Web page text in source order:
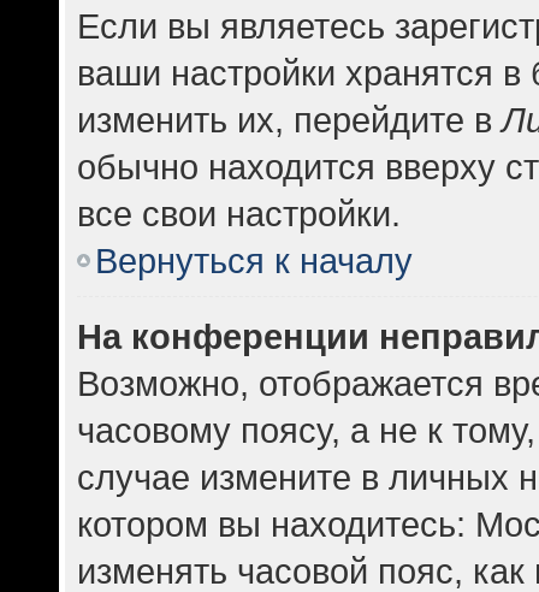
Если вы являетесь
ваши настройки хранятся
изменить их, перейдите в
обычно находится вверху
все свои настройки.
Вернуться к началу
На конференции
Возможно, отображается
часовому поясу, а не к
случае измените в личных
котором вы находитесь:
изменять часовой пояс,